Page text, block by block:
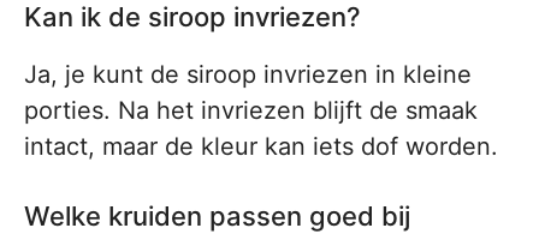
Kan ik de siroop invriezen?
Ja, je kunt de siroop invriezen in kleine
porties. Na het invriezen blijft de smaak
intact, maar de kleur kan iets dof worden.
Welke kruiden passen goed bij